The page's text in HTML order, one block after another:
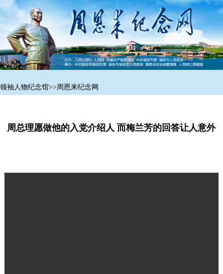
领袖人物纪念馆>>周恩来纪念网
周总理愿做他的入党介绍人 而梅兰芳的回答让人意外